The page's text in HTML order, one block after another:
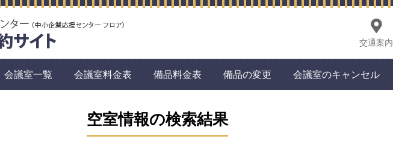
交通案内
会議室一覧 会議室料金表 備品料金表 備品の変更 会議室のキャンセル
空室情報の検索結果